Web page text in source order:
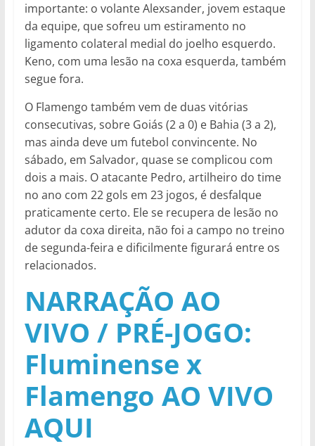
importante: o volante Alexsander, jovem estaque
da equipe, que sofreu um estiramento no
ligamento colateral medial do joelho esquerdo.
Keno, com uma lesão na coxa esquerda, também
segue fora.
O Flamengo também vem de duas vitórias
consecutivas, sobre Goiás (2 a 0) e Bahia (3 a 2),
mas ainda deve um futebol convincente. No
sábado, em Salvador, quase se complicou com
dois a mais. O atacante Pedro, artilheiro do time
no ano com 22 gols em 23 jogos, é desfalque
praticamente certo. Ele se recupera de lesão no
adutor da coxa direita, não foi a campo no treino
de segunda-feira e dificilmente figurará entre os
relacionados.
NARRAÇÃO AO
VIVO / PRÉ-JOGO:
Fluminense x
Flamengo AO VIVO
AQUI